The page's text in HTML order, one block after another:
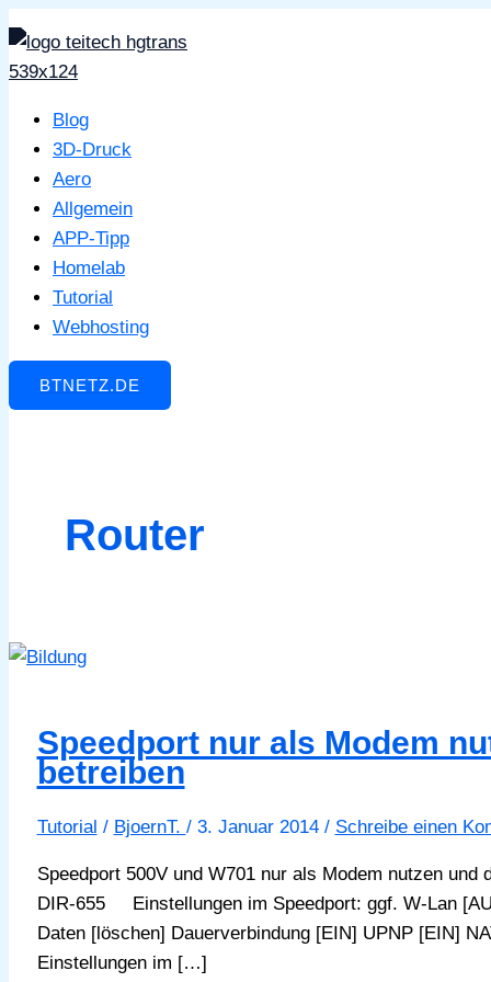
Zum
Inhalt
springen
Blog
3D-Druck
Aero
Allgemein
APP-Tipp
Homelab
Tutorial
Webhosting
BTNETZ.DE
Router
Speedport nur als Modem
betreiben
Tutorial / BjoernT. / 3. Januar 2014 / Schreibe einen
Speedport 500V und W701 nur als Modem nutzen
DIR-655 Einstellungen im Speedport: ggf. W-Lan
Daten [löschen] Dauerverbindung [EIN] UPNP [EIN]
Einstellungen im […]